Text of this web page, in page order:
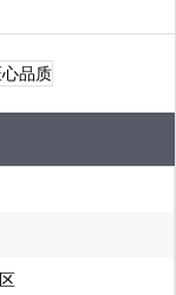
、LD、TD等